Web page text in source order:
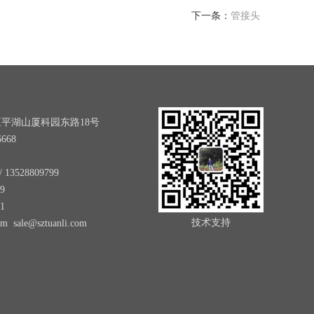
下一条： 管接头
湖山厦科园东路18号
13528809799
sale@sztuanli.com
技术支持